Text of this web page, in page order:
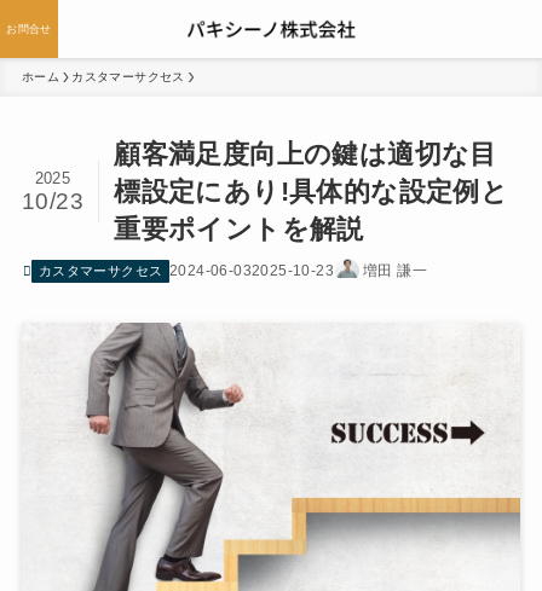
お問合せ
ホーム カスタマーサクセス
顧客満足度向上の鍵は適切な目
標設定にあり!具体的な設定例と
重要ポイントを解説
2025
10/23
カスタマーサクセス 2024-06-032025-10-23 増田 謙一